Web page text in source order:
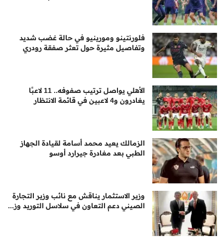
فلورنتينو ومورينيو في حالة غضب شديد
وتفاصيل مثيرة حول تعثر صفقة رودري
الأهلي يواصل ترتيب صفوفه.. 11 لاعبًا
يغادرون و4 لاعبين في قائمة الانتظار
الزمالك يعيد محمد أسامة لقيادة الجهاز
الطبي بعد مغادرة جيرارد أوسو
وزير الاستثمار يناقش مع نائب وزير التجارة
الصيني دعم التعاون في سلاسل التوريد وز...